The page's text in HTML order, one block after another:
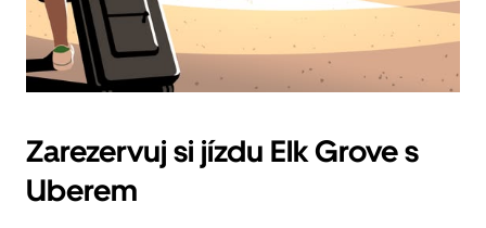
Zarezervuj si jízdu Elk Grove s
Uberem